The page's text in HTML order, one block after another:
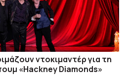
ντοκιμαντέρ για τη
«Hackney Diamonds»